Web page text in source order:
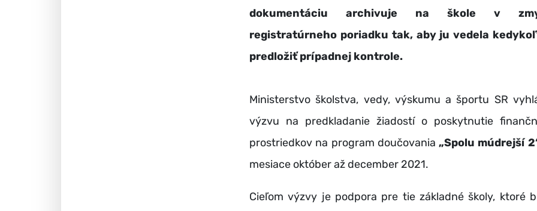
dokumentáciu archivuje na škole v
registratúrneho poriadku tak, aby ju vedela
predložiť prípadnej kontrole.
Ministerstvo školstva, vedy, výskumu a športu SR
výzvu na predkladanie žiadostí o poskytnutie
prostriedkov na program doučovania„Spolu múdrejší
mesiace október až december 2021.
Cieľom výzvy je podpora pre tie základné školy, ktoré